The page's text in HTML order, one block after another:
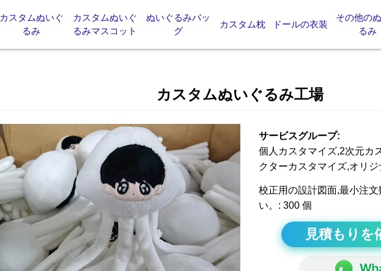
カスタムぬいぐ
るみ
カスタムぬいぐ
るみマスコット
ぬいぐるみバッ
グ
カスタム枕 ドールの衣装
その他の
るみ
カスタムぬいぐるみ工場
サービスグループ:
個人カスタマイズ,2次元カ
クターカスタマイズ,オリ
校正用の設計図面,最小注
い。: 300 個
見積もりを